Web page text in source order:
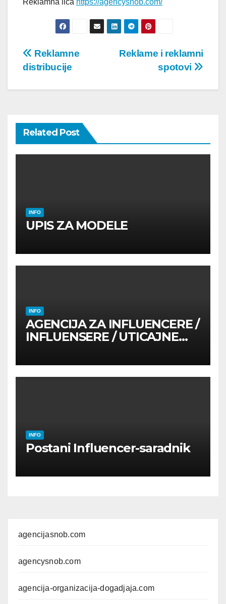
Reklamna lica https://agencysnob.com/
Post
navigation
Reklame i reklamni
spotovi
Reklamne
distribucije
Related Post
INFO
UPIS ZA MODELE
INFO
AGENCIJA ZA INFLUENCERE /
INFLUENSERE / UTICAJNE
INFO
Postani Influencer-saradnik
agencijasnob.com
agencysnob.com
agencija-organizacija-dogadjaja.com